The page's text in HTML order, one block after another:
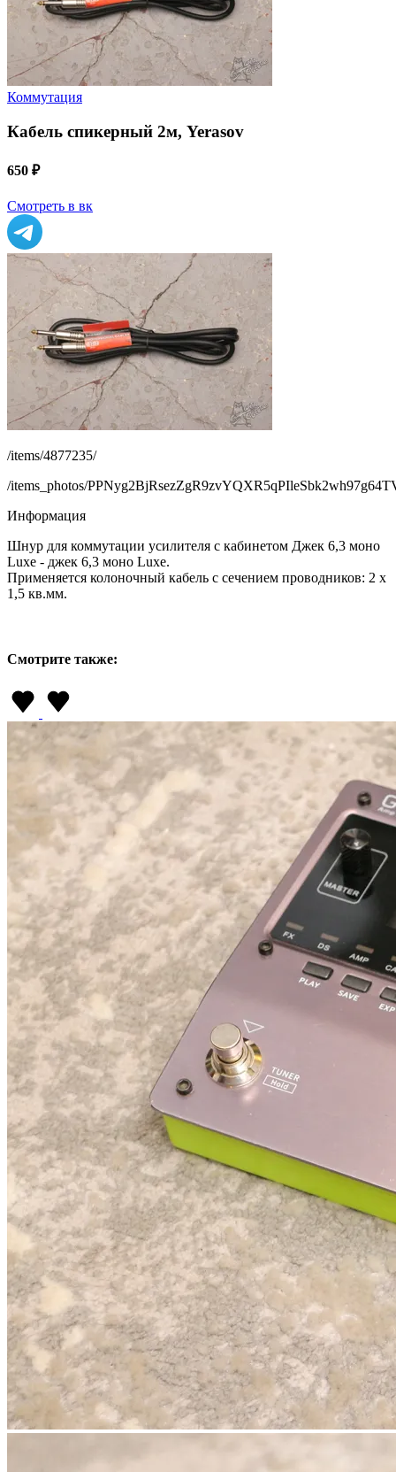
Коммутация
Кабель спикерный 2м, Yerasov
650 ₽
Смотреть в вк
/items/4877235/
/items_photos/
Информация
Шнур для коммутации усилителя с кабинетом Джек 6,3 моно
Luxe - джек 6,3 моно Luxe.
Применяется колоночный кабель с сечением проводников: 2 x
1,5 кв.мм.
Смотрите также: